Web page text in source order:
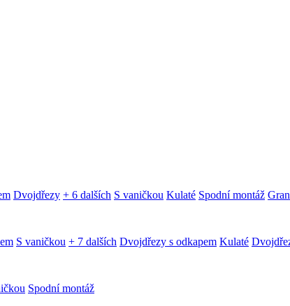
Dvojdřezy + 6 dalších S vaničkou Kulaté Spodní montáž
S vaničkou + 7 dalších Dvojdřezy s odkapem Kulaté
Spodní montáž